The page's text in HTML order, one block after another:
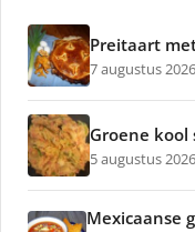
Preitaart
7 augustus 2026
Groene kool
5 augustus 2026
Mexicaanse